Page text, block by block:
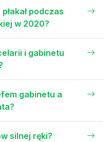
podczas
w 2020?
i gabinetu
gabinetu a
silnej ręki?